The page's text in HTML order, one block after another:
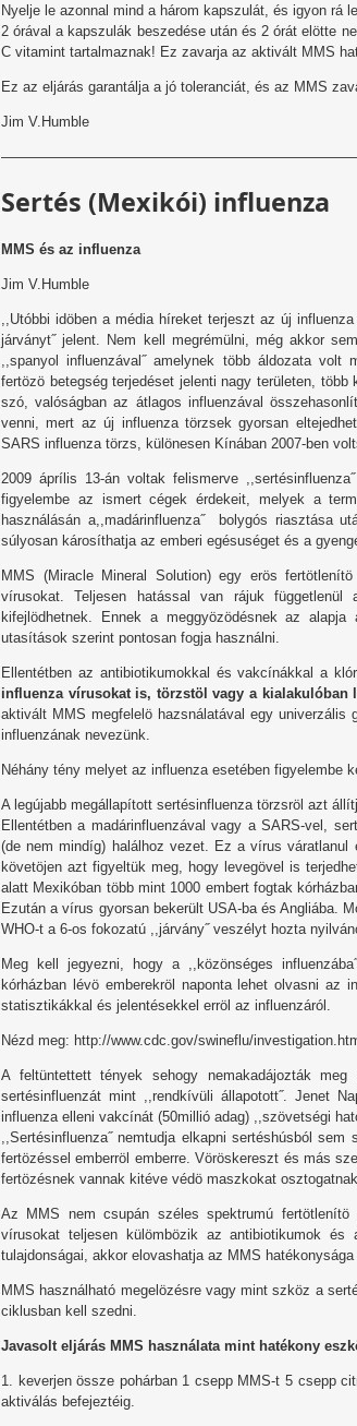
Nyelje le azonnal mind a három kapszulát, és igyon rá
2 órával a kapszulák beszedése után és 2 órát elötte
C vitamint tartalmaznak! Ez zavarja az aktivált MMS
Ez az eljárás garantálja a jó toleranciát, és az MMS
Jim V.Humble
Sertés (Mexikói) influenza
MMS és az influenza
Jim V.Humble
,,Utóbbi idöben a média híreket terjeszt az új
járványt˝ jelent. Nem kell megrémülni, még akkor
,,spanyol influenzával˝ amelynek több áldozata
fertözö betegség terjedéset jelenti nagy területen,
szó, valóságban az átlagos influenzával
venni, mert az új influenza törzsek gyorsan
SARS influenza törzs, különesen Kínában 2007-ben
2009 áprílis 13-án voltak felismerve
figyelembe az ismert cégek érdekeit, melyek a
használásán a,,madárinfluenza˝ bolygós riasztása
súlyosan károsíthatja az emberi egésuséget és a
MMS (Miracle Mineral Solution) egy erös
vírusokat. Teljesen hatással van rájuk
kifejlödhetnek. Ennek a meggyözödésnek az
utasítások szerint pontosan fogja használni.
Ellentétben az antibiotikumokkal és vakcínákkal a
influenza vírusokat is, törzstöl vagy a
aktivált MMS megfelelö hazsnálatával egy
influenzának nevezünk.
Néhány tény melyet az influenza esetében figyelembe
A legújabb megállapított sertésinfluenza törzsröl azt
Ellentétben a madárinfluenzával vagy a SARS-vel,
(de nem mindíg) halálhoz vezet. Ez a vírus
követöjen azt figyeltük meg, hogy levegövel is
alatt Mexikóban több mint 1000 embert fogtak
Ezután a vírus gyorsan bekerült USA-ba és Angliába.
WHO-t a 6-os fokozatú ,,járvány˝ veszélyt hozta
Meg kell jegyezni, hogy a ,,közönséges
kórházban lévö emberekröl naponta lehet olvasni az
statisztikákkal és jelentésekkel erröl az influenzáról.
Nézd meg: http://www.cdc.gov/swineflu/
A feltüntettett tények sehogy nemakadájozták
sertésinfluenzát mint ,,rendkívüli állapotott˝. Jenet
influenza elleni vakcínát (50millió adag) ,,szövetségi
,,Sertésinfluenza˝ nemtudja elkapni sertéshúsból
fertözéssel emberröl emberre. Vöröskereszt és más
fertözésnek vannak kitéve védö maszkokat osztogatnak.
Az MMS nem csupán széles spektrumú
vírusokat teljesen külömbözik az antibiotikumok
tulajdonságai, akkor elovashatja az MMS hatékonysága
MMS használható megelözésre vagy mint szköz a
ciklusban kell szedni.
Javasolt eljárás MMS használata mint hatékony
1. keverjen össze pohárban 1 csepp MMS-t 5 csepp
aktiválás befejeztéig.